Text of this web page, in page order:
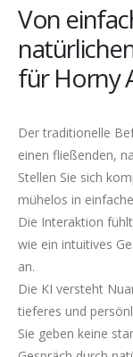
Von
für Horny
Der traditionelle
einen fließenden,
Stellen Sie sich
mühelos in
Die Interaktion
wie ein intuitives
an.
Die KI versteht
tieferes und
Sie geben keine